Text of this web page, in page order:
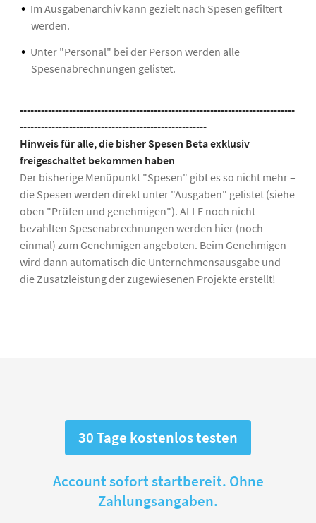
Im Ausgabenarchiv kann gezielt nach Spesen gefiltert
werden.
Unter "Personal" bei der Person werden alle
Spesenabrechnungen gelistet.
------------------------------------------------------------------------------
-----------------------------------------------------
Hinweis für alle, die bisher Spesen Beta exklusiv
freigeschaltet bekommen haben
Der bisherige Menüpunkt "Spesen" gibt es so nicht mehr –
die Spesen werden direkt unter "Ausgaben" gelistet (siehe
oben "Prüfen und genehmigen"). ALLE noch nicht
bezahlten Spesenabrechnungen werden hier (noch
einmal) zum Genehmigen angeboten. Beim Genehmigen
wird dann automatisch die Unternehmensausgabe und
die Zusatzleistung der zugewiesenen Projekte erstellt!
30 Tage kostenlos testen
Account sofort startbereit. Ohne
Zahlungsangaben.